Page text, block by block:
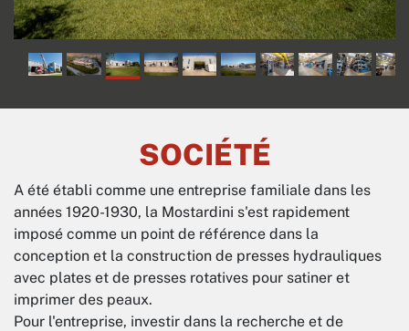
SOCIÉTÉ
A été établi comme une entreprise familiale dans les
années 1920-1930, la Mostardini s'est rapidement
imposé comme un point de référence dans la
conception et la construction de presses hydrauliques
avec plates et de presses rotatives pour satiner et
imprimer des peaux.
Pour l'entreprise, investir dans la recherche et de